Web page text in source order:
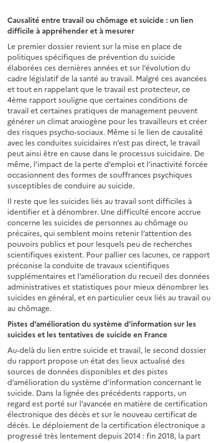
Causalité entre travail ou chômage et suicide : un lien
difficile à appréhender et à mesurer
Le premier dossier revient sur la mise en place de
politiques spécifiques de prévention du suicide
élaborées ces dernières années et sur l’évolution du
cadre législatif de la santé au travail. Malgré ces avancées
et tout en rappelant que le travail est protecteur, ce
4ème rapport souligne que certaines conditions de
travail et certaines pratiques de management peuvent
générer un climat anxiogène pour les travailleurs et créer
des risques psycho-sociaux. Même si le lien de causalité
avec les conduites suicidaires n’est pas direct, le travail
peut ainsi être en cause dans le processus suicidaire. De
même, l’impact de la perte d’emploi et l’inactivité forcée
occasionnent des formes de souffrances psychiques
susceptibles de conduire au suicide.
Il reste que les suicides liés au travail sont difficiles à
identifier et à dénombrer. Une difficulté encore accrue
concerne les suicides de personnes au chômage ou
précaires, qui semblent moins retenir l’attention des
pouvoirs publics et pour lesquels peu de recherches
scientifiques existent. Pour pallier ces lacunes, ce rapport
préconise la conduite de travaux scientifiques
supplémentaires et l’amélioration du recueil des données
administratives et statistiques pour mieux dénombrer les
suicides en général, et en particulier ceux liés au travail ou
au chômage.
Pistes d’amélioration du système d’information sur les
suicides et les tentatives de suicide en France
Au-delà du lien entre suicide et travail, le second dossier
du rapport propose un état des lieux actualisé des
sources de données disponibles et des pistes
d’amélioration du système d’information concernant le
suicide. Dans la lignée des précédents rapports, un
regard est porté sur l’avancée en matière de certification
électronique des décès et sur le nouveau certificat de
décès. Le déploiement de la certification électronique a
progressé très lentement depuis 2014 : fin 2018, la part